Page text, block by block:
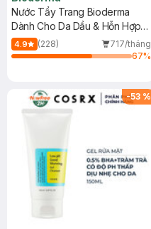
Nước Tẩy Trang Bioderma
Dành Cho Da Dầu & Hỗn Hợp
500ml
4.9 (228)
717/tháng
67%
-53 %